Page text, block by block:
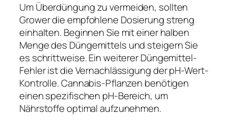
Um Überdüngung zu vermeiden, sollten
Grower die empfohlene Dosierung streng
einhalten. Beginnen Sie mit einer halben
Menge des Düngemittels und steigern Sie
es schrittweise. Ein weiterer Düngemittel-
Fehler ist die Vernachlässigung der pH-Wert-
Kontrolle. Cannabis-Pflanzen benötigen
einen spezifischen pH-Bereich, um
Nährstoffe optimal aufzunehmen.